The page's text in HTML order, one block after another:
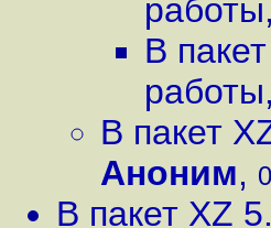
работы,
В
работы,
В пакет
Аноним,
В пакет XZ